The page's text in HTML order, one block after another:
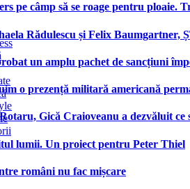
pe câmp să se roage pentru
Rădulescu și Felix Baumgartner,
un amplu pachet de sancțiuni
o prezență militară americană
Gică Craioveanu a dezvăluit
lumii. Un proiect pentru Peter Thiel
români nu fac mișcare